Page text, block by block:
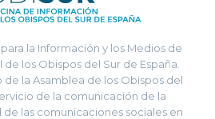
la Información y los Medios de
los Obispos del Sur de España.
de la Asamblea de los Obispos del
de la comunicación de la
de las comunicaciones sociales en